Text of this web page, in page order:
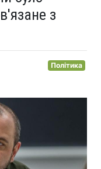
з
Політика